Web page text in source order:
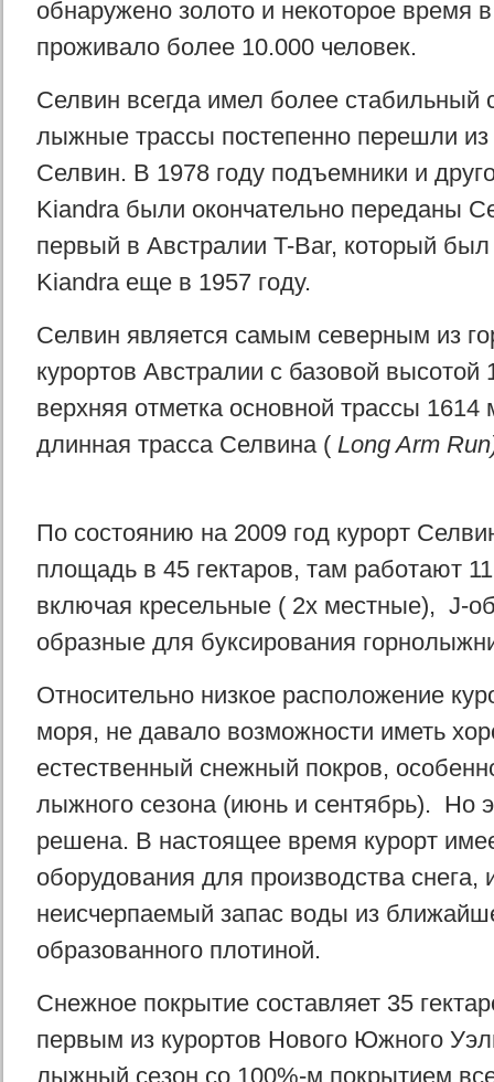
обнаружено золото и некоторое время
проживало более 10.000 человек.
Селвин всегда имел более стабильный
лыжные трассы постепенно перешли
Селвин. В 1978 году подъемники и
Kiandra были окончательно переданы
первый в Австралии T-Bar, который был
Kiandra еще в 1957 году.
Селвин является самым северным из
курортов Австралии с базовой высотой
верхняя отметка основной трассы
длинная трасса Селвина ( Long Arm
По состоянию на 2009 год курорт
площадь в 45 гектаров, там работают
включая кресельные ( 2х местные), J-
образные для буксирования
Относительно низкое расположение
моря, не давало возможности иметь
естественный снежный покров,
лыжного сезона (июнь и сентябрь). Но
решена. В настоящее время курорт
оборудования для производства снега,
неисчерпаемый запас воды из
образованного плотиной.
Снежное покрытие составляет 35
первым из курортов Нового Южного
лыжный сезон со 100%-м покрытием